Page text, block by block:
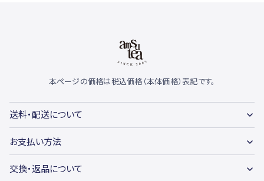
本ページの価格は税込価格（本体価格）表記です。
送料・配送について
お支払い方法
交換・返品について